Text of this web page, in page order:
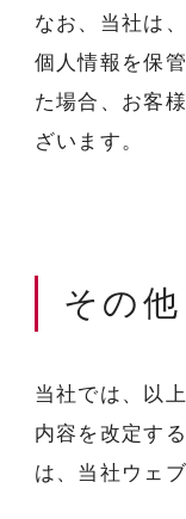
なお、当社は
個人情報を保
た場合、お客
ざいます。
その他
当社では、以
内容を改定す
は、当社ウェ